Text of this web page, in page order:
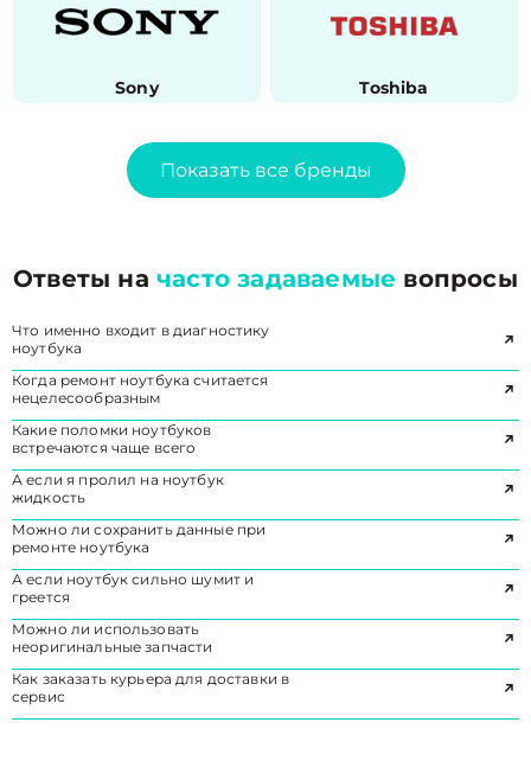
Sony Toshiba
Показать все бренды
Ответы начасто задаваемые вопросы
Что именно входит в диагностику
ноутбука
Когда ремонт ноутбука считается
нецелесообразным
Какие поломки ноутбуков
встречаются чаще всего
А если я пролил на ноутбук
жидкость
Можно ли сохранить данные при
ремонте ноутбука
А если ноутбук сильно шумит и
греется
Можно ли использовать
неоригинальные запчасти
Как заказать курьера для доставки в
сервис